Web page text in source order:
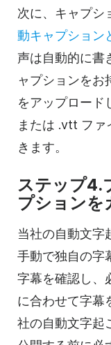
次に、キャプシ
動キャプション
声は自動的に書
ャプションをお
をアップロード
または .vtt ファ
きます。
ステップ4.
プションを
当社の自動文字
手動で独自の字
字幕を確認し、
に合わせて字幕
社の自動文字起